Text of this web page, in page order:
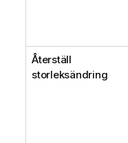
Återställ
storleksändring